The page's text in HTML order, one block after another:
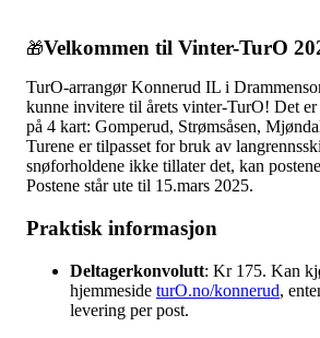
🎁Velkommen til Vinter-TurO
TurO-arrangør Konnerud IL i
kunne invitere til årets vinter-TurO! Det
på 4 kart: Gomperud, Strømsåsen,
Turene er tilpasset for bruk av
snøforholdene ikke tillater det, kan
Postene står ute til 15.mars 2025.
Praktisk informasjon
Deltagerkonvolutt: Kr 175. Kan
hjemmeside turO.no/konnerud,
levering per post.